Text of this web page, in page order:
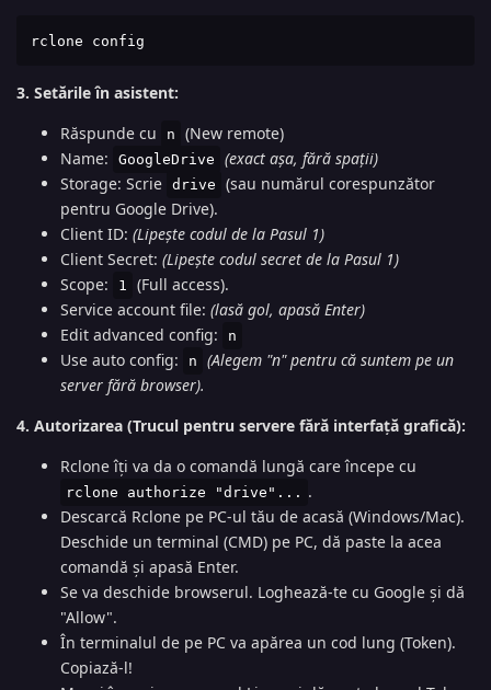
rclone config
3. Setările în asistent:
Răspunde cu
n
(New remote)
Name:
GoogleDrive
(exact așa, fără spații)
Storage: Scrie drive
(sau numărul corespunzător
pentru Google Drive).
Client ID: (Lipește codul de la Pasul 1)
Client Secret: (Lipește codul secret de la Pasul 1)
Scope:
1
(Full access).
Service account file: (lasă gol, apasă Enter)
Edit advanced config:
n
Use auto config: n
(Alegem "n" pentru că suntem pe un
server fără browser).
4. Autorizarea (Trucul pentru servere fără interfață grafică):
Rclone îți va da o comandă lungă care începe cu
rclone authorize "drive"... .
Descarcă Rclone pe PC-ul tău de acasă (Windows/Mac).
Deschide un terminal (CMD) pe PC, dă paste la acea
comandă și apasă Enter.
Se va deschide browserul. Loghează-te cu Google și dă
"Allow".
În terminalul de pe PC va apărea un cod lung (Token).
Copiază-l!